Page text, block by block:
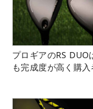
プロギアのRS DUO
も完成度が高く購入